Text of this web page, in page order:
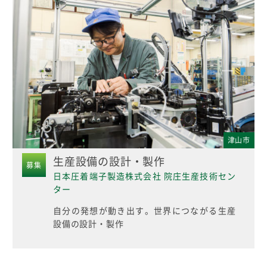
津山市
募集 生産設備の設計・製作
日本圧着端子製造株式会社 院庄生産技術セン
ター
自分の発想が動き出す。世界につながる生産
設備の設計・製作